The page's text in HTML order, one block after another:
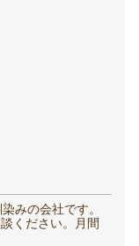
みの会社です。
ください。月間